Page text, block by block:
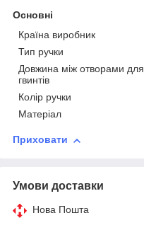
Основні
Країна виробник
Тип ручки
Довжина між отворами для
гвинтів
Колір ручки
Матеріал
Приховати
Умови доставки
Нова Пошта